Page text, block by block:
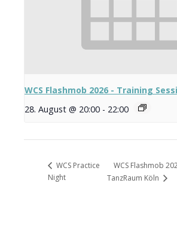
WCS Flashmob 2026 - Training
28. August @ 20:00 - 22:00
WCS Practice
Night
WCS Flashmob
TanzRaum Köln